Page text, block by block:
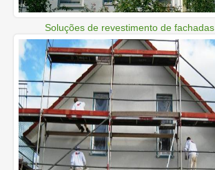
Soluções de revestimento de fachadas